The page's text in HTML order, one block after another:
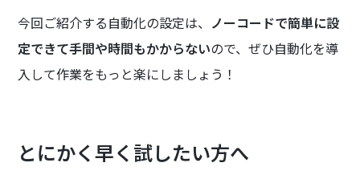
今回ご紹介する自動化の設定は、 ノーコードで簡単に設
定できて手間や時間もかからないので、ぜひ自動化を導
入して作業をもっと楽にしましょう！
とにかく早く試したい方へ